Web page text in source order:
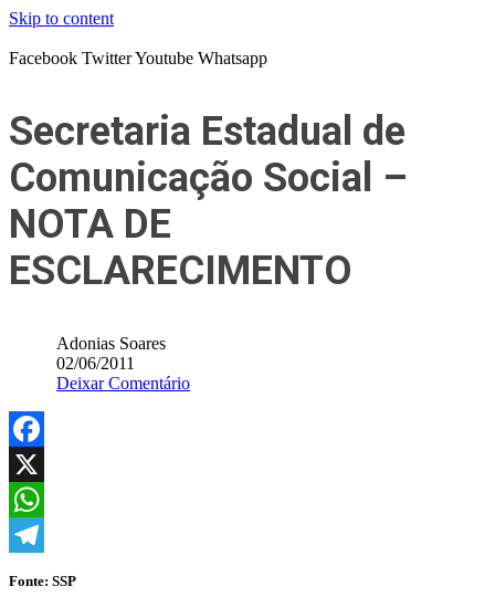
Skip to content
Facebook TwitterYoutube Whatsapp
Secretaria Estadual de
Comunicação Social –
NOTA DE
ESCLARECIMENTO
Adonias Soares
02/06/2011
Deixar Comentário
Facebook
X
WhatsApp
Fonte: SSP